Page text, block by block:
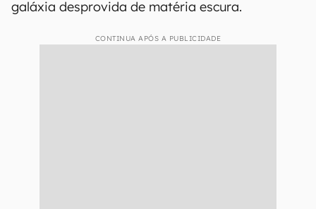
galáxia desprovida de matéria escura.
CONTINUA APÓS A PUBLICIDADE